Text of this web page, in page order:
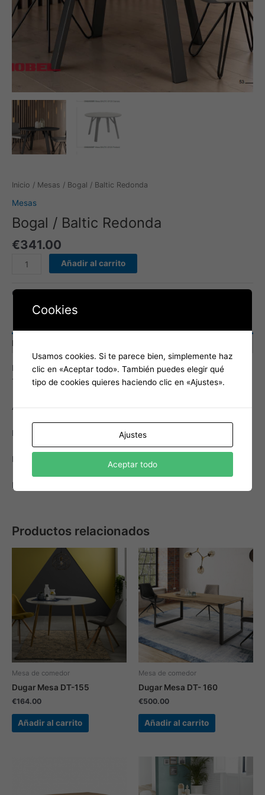
Inicio / Mesas / Bogal / Baltic Redonda
Mesas
Bogal / Baltic Redonda
€341.00
Añadir al carrito
Categoría:
Descripción
Mesa de comedor con patas de madera y sobre biselado de
120 cm y de 22 mm de espesor
Alto: 76 cm
Diámetro: 120 cm
Bultos 2
Peso total: 33.8 kg
Productos relacionados
Mesa de comedor
Dugar Mesa DT-155
€164.00
Añadir al carrito
Mesa de comedor
Dugar Mesa DT- 160
€500.00
Añadir al carrito
Cookies
Usamos cookies. Si te parece bien, simplemente haz
clic en «Aceptar todo». También puedes elegir qué
tipo de cookies quieres haciendo clic en «Ajustes».
Ajustes
Aceptar todo